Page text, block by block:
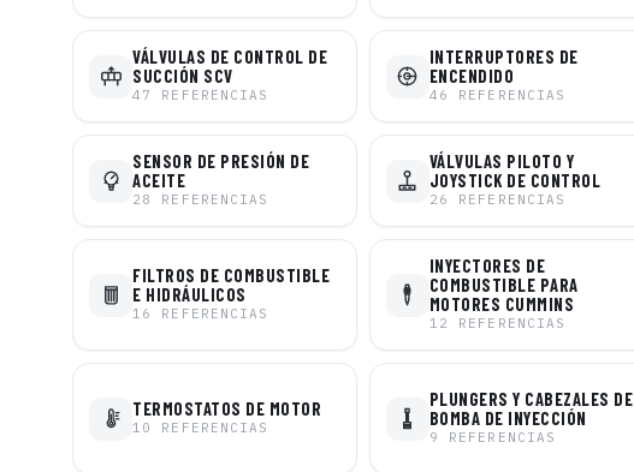
VÁLVULAS DE CONTROL DE
SUCCIÓN SCV
47 REFERENCIAS
INTERRUPTORES DE
ENCENDIDO
46 REFERENCIAS
SENSOR DE PRESIÓN DE
ACEITE
28 REFERENCIAS
VÁLVULAS PILOTO Y
JOYSTICK DE CONTROL
26 REFERENCIAS
FILTROS DE COMBUSTIBLE
E HIDRÁULICOS
16 REFERENCIAS
INYECTORES DE
COMBUSTIBLE PARA
MOTORES CUMMINS
12 REFERENCIAS
TERMOSTATOS DE MOTOR
10 REFERENCIAS
PLUNGERS Y CABEZALES DE
BOMBA DE INYECCIÓN
9 REFERENCIAS